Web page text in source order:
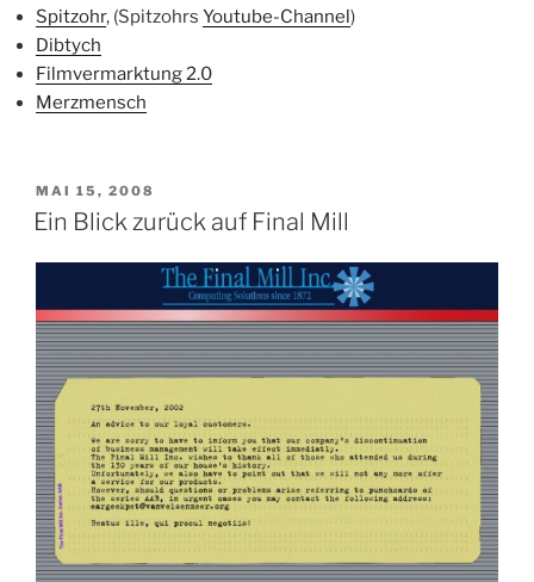
Spitzohr, (Spitzohrs Youtube-Channel)
Dibtych
Filmvermarktung 2.0
Merzmensch
VERÖFFENTLICHT
AM
MAI 15, 2008
Ein Blick zurück auf Final Mill